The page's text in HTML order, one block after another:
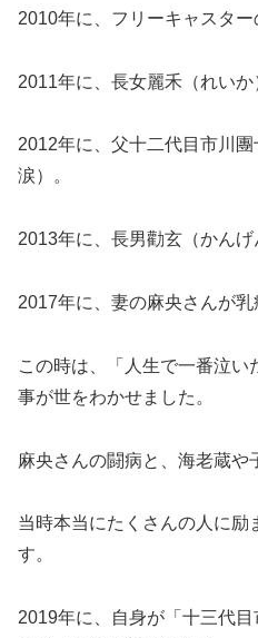
2010年に、フリーキャスター
2011年に、長女麗禾（れいか
2012年に、父十二代目市川
涙）。
2013年に、長男勸玄（かんげ
2017年に、妻の麻央さんが乳
この時は、「人生で一番泣
事が世をわかせました。
麻央さんの闘病と、海老蔵や
当時本当にたくさんの人に励
す。
2019年に、自身が「十三代